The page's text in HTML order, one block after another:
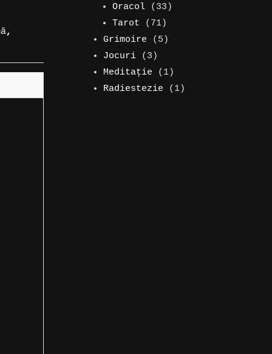
,
Oracol 3333
produse
Tarot 7171
de
Grimoire 55
Jocuri 33
produse
Meditație 11
produs
Radiestezie 11